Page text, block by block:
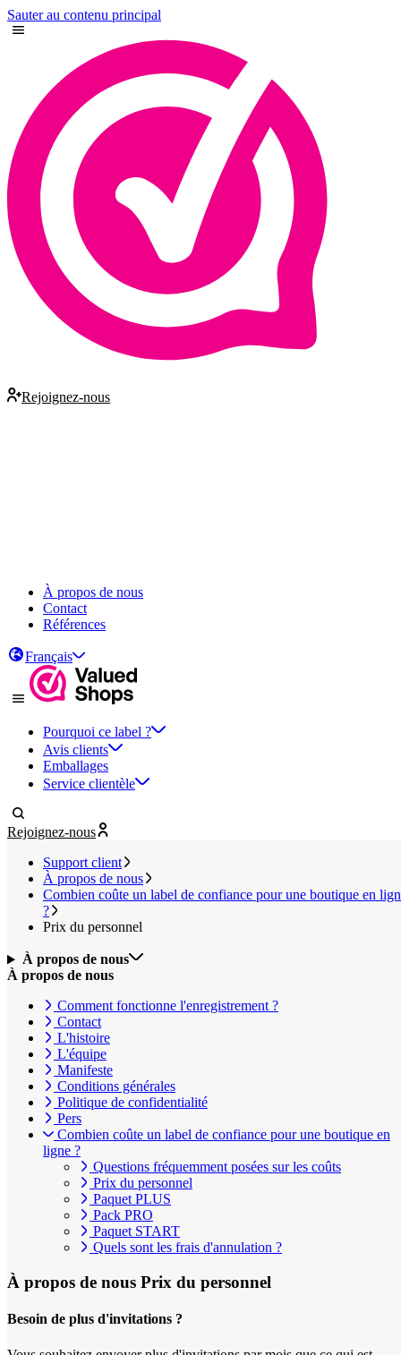
Sauter au contenu principal
Rejoignez-nous
À propos de nous
Contact
Références
Français
Pourquoi ce label ?
Avis clients
Emballages
Service clientèle
Rejoignez-nous
Support client
À propos de nous
Combien coûte un label de confiance pour une boutique en
?
Prix du personnel
À propos de nous
À propos de nous
Comment fonctionne l'enregistrement ?
Contact
L'histoire
L'équipe
Manifeste
Conditions générales
Politique de confidentialité
Pers
Combien coûte un label de confiance pour une boutique en
ligne ?
Questions fréquemment posées sur les coûts
Prix du personnel
Paquet PLUS
Pack PRO
Paquet START
Quels sont les frais d'annulation ?
À propos de nous Prix du personnel
Besoin de plus d'invitations ?